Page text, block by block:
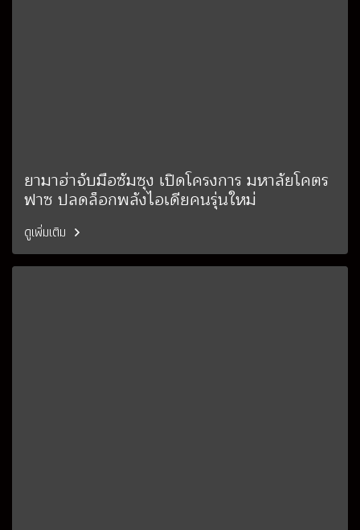
ยามาฮ่าจับมือซัมซุง เปิดโครงการ มหาลัยโคตร
ฟาซ ปลดล็อกพลังไอเดียคนรุ่นใหม่
ดูเพิ่มเติม